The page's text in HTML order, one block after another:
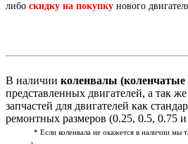
либо скидку на покупку нового
В наличии коленвалы
представленных двигателей, а так
запчастей для двигателей как
ремонтных размеров (0.25, 0.5, 0.75
* Если коленвала не окажется в наличии мы